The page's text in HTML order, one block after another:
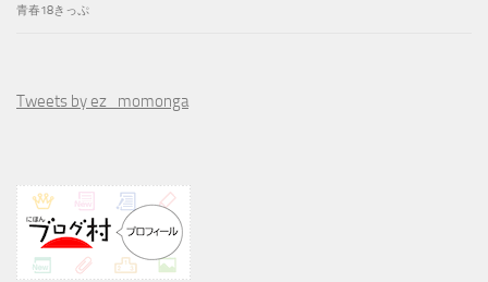
青春18きっぷ
Tweets by ez_momonga